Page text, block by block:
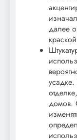
далее
усадке.
домов.